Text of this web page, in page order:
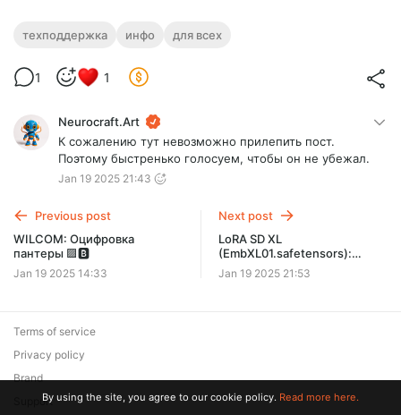
техподдержка инфо для всех
1 1
Neurocraft.Art
К сожалению тут невозможно прилепить пост.
Поэтому быстренько голосуем, чтобы он не убежал.
Jan 19 2025 21:43
Previous post
WILCOM: Оцифровка
пантеры 🟪🅱️
Jan 19 2025 14:33
Next post
LoRA SD XL
(EmbXL01.safetensors):
Первая цветочная модель
Jan 19 2025 21:53
Terms of service
Privacy policy
Brand
SupportBy using the site, you agree to our cookie policy. Read more here.